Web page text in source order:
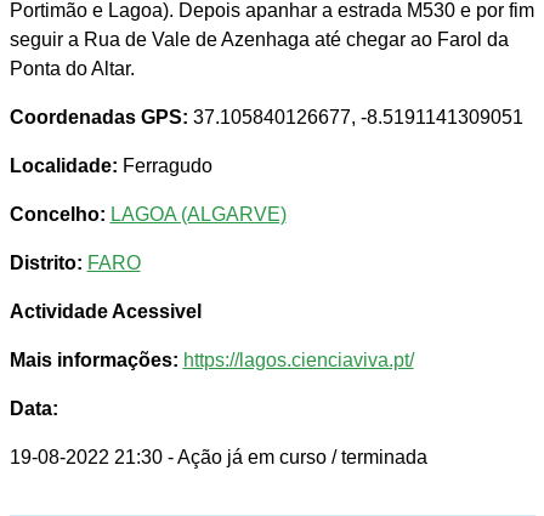
Portimão e Lagoa). Depois apanhar a estrada M530 e por fim
seguir a Rua de Vale de Azenhaga até chegar ao Farol da
Ponta do Altar.
Coordenadas GPS: 37.105840126677, -8.5191141309051
Localidade: Ferragudo
Concelho: LAGOA (ALGARVE)
Distrito: FARO
Actividade Acessivel
Mais informações: https://lagos.cienciaviva.pt/
Data:
19-08-2022 21:30 - Ação já em curso / terminada